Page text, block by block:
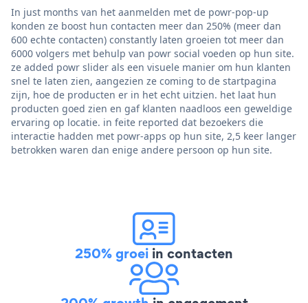
In just months van het aanmelden met de powr-pop-up
konden ze boost hun contacten meer dan 250% (meer dan
600 echte contacten) constantly laten groeien tot meer dan
6000 volgers met behulp van powr social voeden op hun site.
ze added powr slider als een visuele manier om hun klanten
snel te laten zien, aangezien ze coming to de startpagina
zijn, hoe de producten er in het echt uitzien. het laat hun
producten goed zien en gaf klanten naadloos een geweldige
ervaring op locatie. in feite reported dat bezoekers die
interactie hadden met powr-apps op hun site, 2,5 keer langer
betrokken waren dan enige andere persoon op hun site.
250% groei in contacten